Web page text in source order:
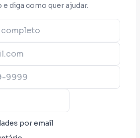
diga como quer ajudar.
por email